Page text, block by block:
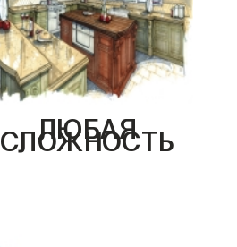
ЛЮБАЯ
СЛОЖНОСТЬ